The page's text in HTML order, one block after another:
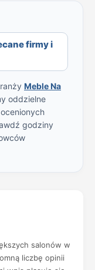
firmy i
Meble Na
oddzielne
godziny
salonów w
liczbę opinii